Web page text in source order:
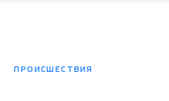
ПРОИСШЕСТВИЯ